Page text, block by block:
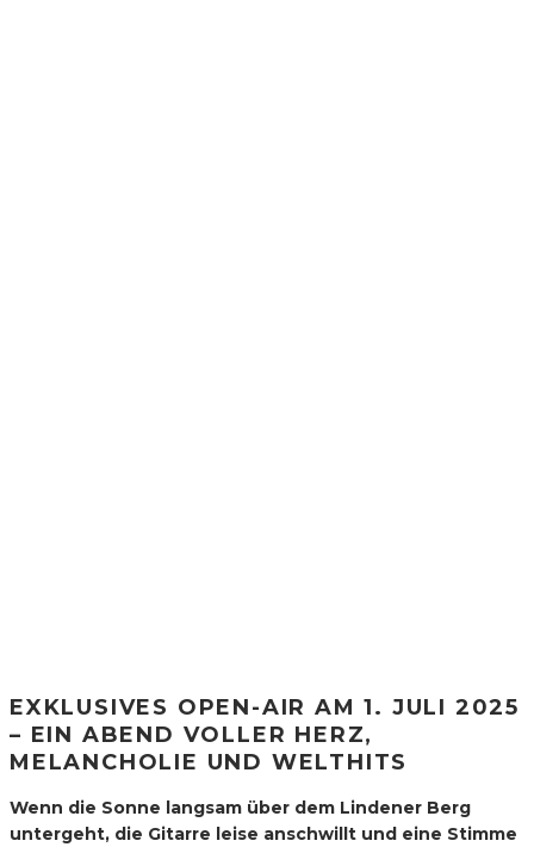
EXKLUSIVES OPEN-AIR AM 1. JULI 2025
– EIN ABEND VOLLER HERZ,
MELANCHOLIE UND WELTHITS
Wenn die Sonne langsam über dem Lindener Berg
untergeht, die Gitarre leise anschwillt und eine Stimme